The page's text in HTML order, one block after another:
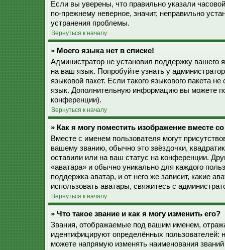
Если вы уверены, что правильно указали
по-прежнему неверное, значит, неправильно
устранения проблемы.
Вернуться к началу
» Моего языка нет в списке!
Администратор не установил поддержку вашего
на ваш язык. Попробуйте узнать у
языковой пакет. Если такого языкового пакета
язык. Дополнительную информацию вы можете
конференции).
Вернуться к началу
» Как я могу поместить изображение вместе
Вместе с именем пользователя могут
вашему званию, обычно это звёздочки,
оставили или на ваш статус на конференции.
«аватара» и обычно уникально для каждого
поддержка аватар, и от него же зависит, какие
использовать аватары, свяжитесь с
Вернуться к началу
» Что такое звание и как я могу изменить его?
Звания, отображаемые под вашим именем,
идентифицируют определённых
можете напрямую изменять наименования